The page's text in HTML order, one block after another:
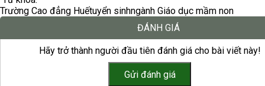
Trường Cao đẳng Huếtuyển sinhngành Giáo dục mầm non
ĐÁNH GIÁ
Hãy trở thành người đầu tiên đánh giá cho bài viết này!